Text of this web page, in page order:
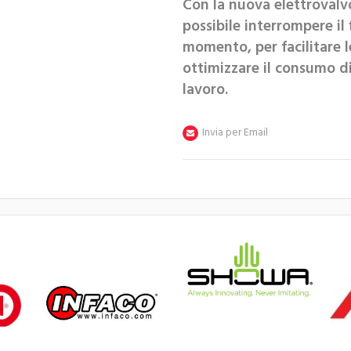
Con la nuova
possibile interrompere il
momento, per facilitare
ottimizzare il consumo
lavoro.
Invia per Email